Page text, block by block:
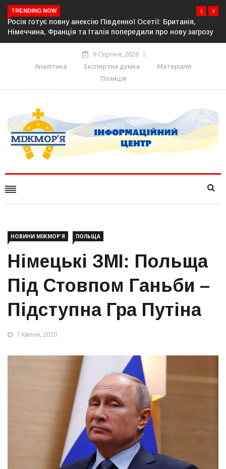
TRENDING NOW
Естонія посилює кордон із Росією: облаштовано ще 26 км
прикордонної інфраструктури
9 Серпня, 2026
Аналітика
Експертна думка
Матеріали
Позиція
НОВИНИ МІЖМОР'Я ПОЛЬЩА
Німецькі ЗМІ: Польща
Під Стовпом Ганьби –
Підступна Гра Путіна
7 Квітня, 2020